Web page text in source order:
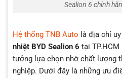
Sealion 6 chính
Hệ thống TNB Auto là địa chỉ
nhiệt BYD Sealion 6 tại
tưởng lựa chọn nhờ chất lượng
nghiệp. Dưới đây là những ưu